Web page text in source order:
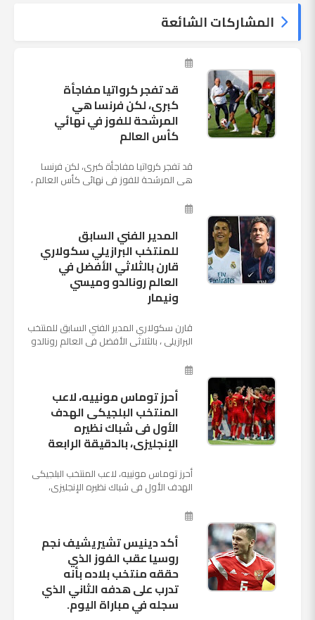
المشاركات الشائعة
قد تفجر كرواتيا مفاجأة
كبرى، لكن فرنسا هي
المرشحة للفوز في نهائي
كأس العالم
قد تفجر كرواتيا مفاجأة كبرى، لكن فرنسا
هي المرشحة للفوز في نهائي كأس العالم ،
الروسية في يوم شديد الح...
المدير الفني السابق
للمنتخب البرازيلي سكولاري
قارن بالثلاثي الأفضل في
العالم رونالدو وميسي
ونيمار
قارن سكولاري المدير الفني السابق للمنتخب
البرازيلي ، بالثلاثي الأفضل في العالم رونالدو
نجم ...
أحرز توماس مونييه، لاعب
المنتخب البلجيكى الهدف
الأول فى شباك نظيره
الإنجليزى، بالدقيقة الرابعة
أحرز توماس مونييه، لاعب المنتخب البلجيكى
الهدف الأول فى شباك نظيره الإنجليزى،
بينهما حاليا على م...
أكد دينيس تشيريشيف نجم
روسيا عقب الفوز الذي
حققه منتخب بلاده بأنه
تدرب على هدفه الثاني الذي
سجله في مباراة اليوم.